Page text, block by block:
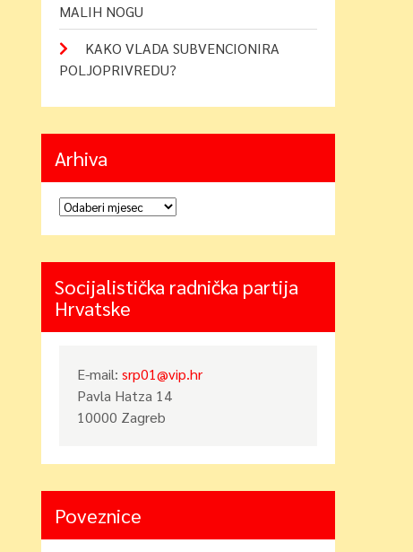
MALIH NOGU
KAKO VLADA SUBVENCIONIRA
POLJOPRIVREDU?
Arhiva
Arhiva
Socijalistička radnička partija
Hrvatske
E-mail:srp01@vip.hr
Pavla Hatza 14
10000 Zagreb
Poveznice